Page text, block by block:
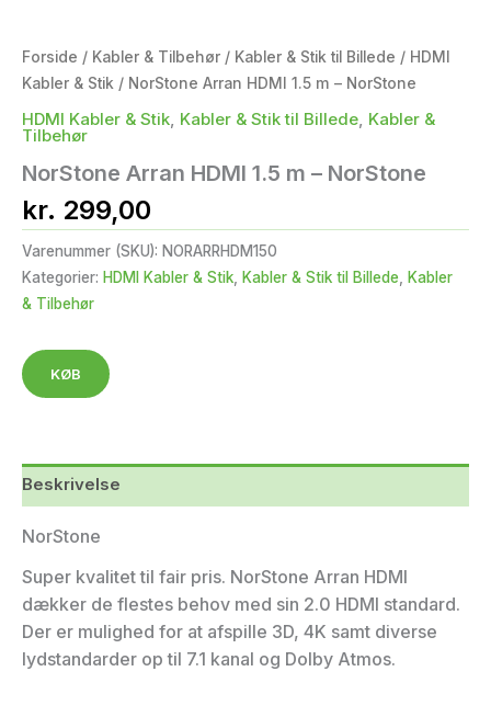
Forside / Kabler & Tilbehør / Kabler & Stik til Billede / HDMI
Kabler & Stik / NorStone Arran HDMI 1.5 m – NorStone
HDMI Kabler & Stik, Kabler & Stik til Billede, Kabler &
Tilbehør
NorStone Arran HDMI 1.5 m – NorStone
kr. 299,00
Varenummer (SKU): NORARRHDM150
Kategorier: HDMI Kabler & Stik Kabler & Stik til Billede
Kabler
& Tilbehør
KØB
Beskrivelse
NorStone
Super kvalitet til fair pris. NorStone Arran HDMI
dækker de flestes behov med sin 2.0 HDMI standard.
Der er mulighed for at afspille 3D, 4K samt diverse
lydstandarder op til 7.1 kanal og Dolby Atmos.